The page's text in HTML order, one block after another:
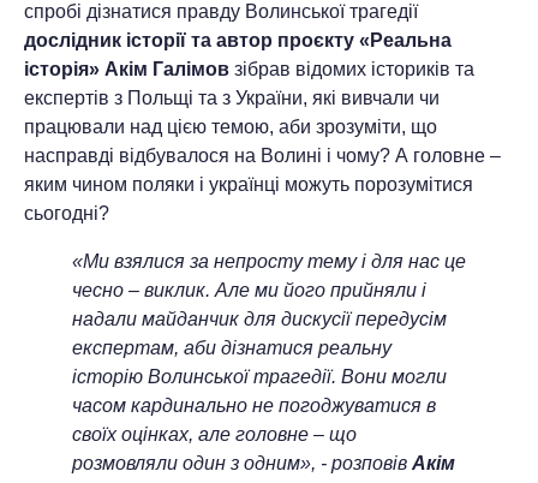
спробі дізнатися правду Волинської трагедії
дослідник історії та автор проєкту «Реальна
історія» Акім Галімов зібрав відомих істориків та
експертів з Польщі та з України, які вивчали чи
працювали над цією темою, аби зрозуміти, що
насправді відбувалося на Волині і чому? А головне –
яким чином поляки і українці можуть порозумітися
сьогодні?
«Ми взялися за непросту тему і для нас це
чесно – виклик. Але ми його прийняли і
надали майданчик для дискусії передусім
експертам, аби дізнатися реальну
історію Волинської трагедії. Вони могли
часом кардинально не погоджуватися в
своїх оцінках, але головне – що
розмовляли один з одним», - розповів Акім